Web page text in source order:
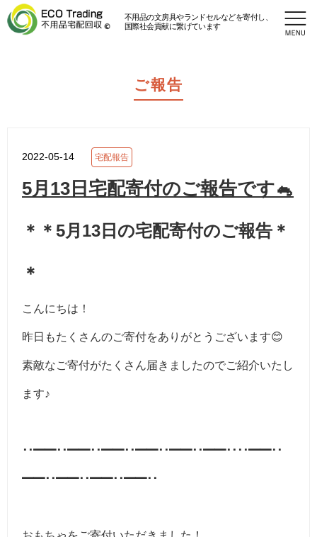
不用品の文房具やランドセルなどを寄付し、
国際社会貢献に繋げています
ご報告
2022-05-14 宅配報告
5月13日宅配寄付のご報告です🐁
＊＊5月13日の宅配寄付のご報告＊
＊
こんにちは！
昨日もたくさんのご寄付をありがとうございます😊
素敵なご寄付がたくさん届きましたのでご紹介いたし
ます♪
･･━━･･━━･･━━･･━━･･━━･･━━････━━･･
━━･･━━･･━━･･━━･･